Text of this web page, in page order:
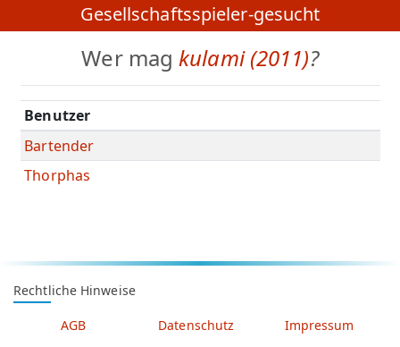
Gesellschaftsspieler-gesucht
Wer magkulami (2011)?
Benutzer
Bartender
Thorphas
Rechtliche Hinweise
AGB Datenschutz
Impressum